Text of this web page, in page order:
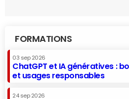
FORMATIONS
03 sep 2026
ChatGPT et IA génératives :
et usages responsables
24 sep 2026